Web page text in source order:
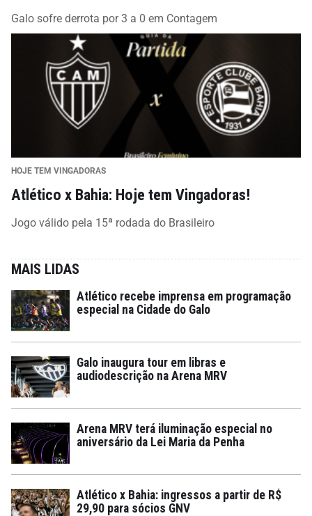
Galo sofre derrota por 3 a 0 em Contagem
HOJE TEM VINGADORAS
Atlético x Bahia: Hoje tem Vingadoras!
Jogo válido pela 15ª rodada do Brasileiro
MAIS LIDAS
Atlético recebe imprensa em programação
especial na Cidade do Galo
Galo inaugura tour em libras e
audiodescrição na Arena MRV
Arena MRV terá iluminação especial no
aniversário da Lei Maria da Penha
Atlético x Bahia: ingressos a partir de R$
29,90 para sócios GNV